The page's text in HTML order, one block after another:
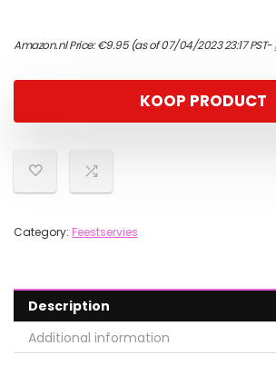
Amazon.nl Price:€9.95(as of 07/04/2023 23:17 PST-
KOOP PRODUCT
Category: Feestservies
Description
Additional information